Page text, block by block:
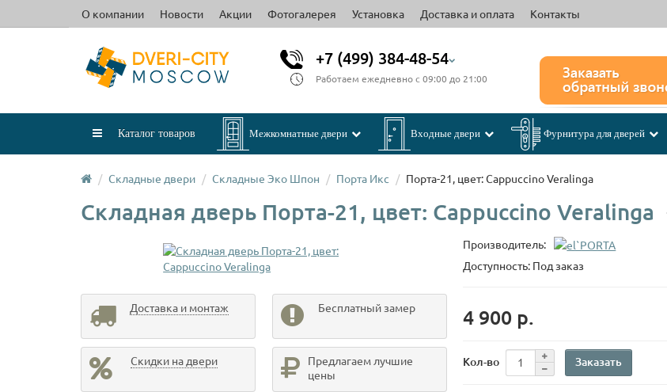
О компании Новости Акции Фотогалерея Установка Доставка и оплата Контакты
+7 (499) 384-48-54
Работаем ежедневно с 09:00 до 21:00
Каталог товаров Межкомнатные двери Входные двери Фурнитура для дверей
Складные двери Складные Эко Шпон Порта Икс Порта-21, цвет: Cappuccino Veralinga
Складная дверь Порта-21, цвет: Cappuccino Veralinga
Доставка и монтаж Бесплатный замер
Скидки на двери
Предлагаем лучшие
цены
Производитель:
Доступность: Под заказ
4 900 р.
Кол-во Заказать